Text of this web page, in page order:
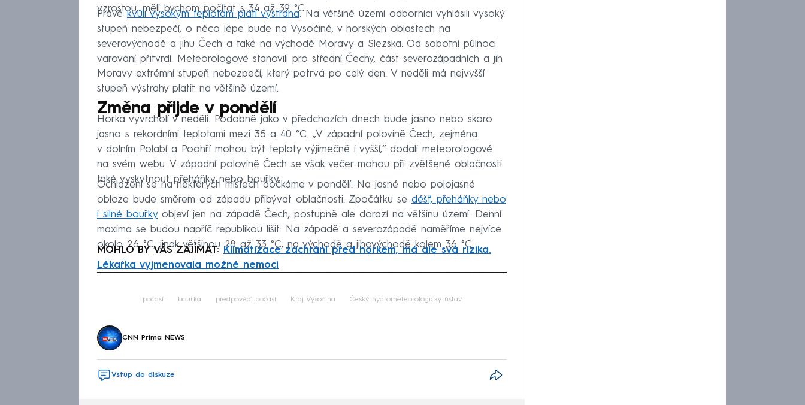
vzrostou, měli bychom počítat s 34 až 39 °C.
Právěkvůli vysokým teplotám platí výstraha. Na většině území odborníci vyhlásili vysoký
stupeň nebezpečí, o něco lépe bude na Vysočině, v horských oblastech na
severovýchodě a jihu Čech a také na východě Moravy a Slezska. Od sobotní půlnoci
varování přitvrdí. Meteorologové stanovili pro střední Čechy, část severozápadních a jih
Moravy extrémní stupeň nebezpečí, který potrvá po celý den. V neděli má nejvyšší
stupeň výstrahy platit na většině území.
Změna přijde v pondělí
Horka vyvrcholí v neděli. Podobně jako v předchozích dnech bude jasno nebo skoro
jasno s rekordními teplotami mezi 35 a 40 °C. „V západní polovině Čech, zejména
v dolním Polabí a Poohří mohou být teploty výjimečně i vyšší,“ dodali meteorologové
na svém webu. V západní polovině Čech se však večer mohou při zvětšené oblačnosti
také vyskytnout přeháňky nebo bouřky.
Ochlazení se na některých místech dočkáme v pondělí. Na jasné nebo polojasné
obloze bude směrem od západu přibývat oblačnosti. Zpočátku se déšť, přeháňky nebo
i silné bouřkyobjeví jen na západě Čech, postupně ale dorazí na většinu území. Denní
maxima se budou napříč republikou lišit: Na západě a severozápadě naměříme nejvíce
okolo 26 °C, jinak většinou 28 až 33 °C, na východě a jihovýchodě kolem 36 °C.
MOHLO BY VÁS ZAJÍMAT: Klimatizace zachrání před horkem, má ale svá rizika.
Lékařka vyjmenovala možné nemoci
počasí bouřka předpověď počasí Kraj Vysočina Český hydrometeorologický ústav
CNN Prima NEWS
Vstup do diskuze